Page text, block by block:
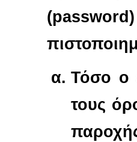
(password)
Τόσο ο
τους